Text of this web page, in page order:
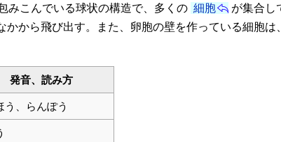
みこんでいる球状の構造で、多くの 細胞 が集合し
から飛び出す。また、卵胞の壁を作っている細胞は、
発音、読み方
う、らんぽう